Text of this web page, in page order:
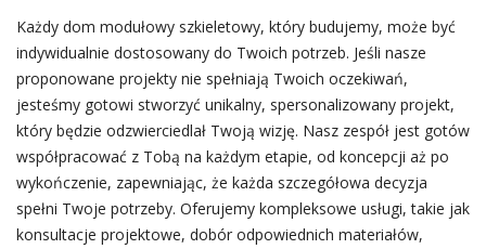
Każdy dom modułowy szkieletowy, który budujemy, może być
indywidualnie dostosowany do Twoich potrzeb. Jeśli nasze
proponowane projekty nie spełniają Twoich oczekiwań,
jesteśmy gotowi stworzyć unikalny, spersonalizowany projekt,
który będzie odzwierciedlał Twoją wizję. Nasz zespół jest gotów
współpracować z Tobą na każdym etapie, od koncepcji aż po
wykończenie, zapewniając, że każda szczegółowa decyzja
spełni Twoje potrzeby. Oferujemy kompleksowe usługi, takie jak
konsultacje projektowe, dobór odpowiednich materiałów,